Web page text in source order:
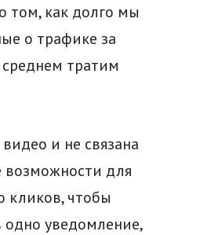
том, как долго мы
о трафике за
тратим
и не связана
возможности для
кликов, чтобы
уведомление,